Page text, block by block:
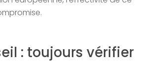
: toujours vérifier